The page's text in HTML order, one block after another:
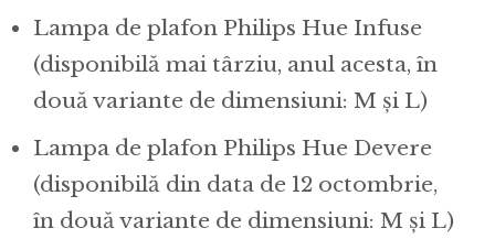
Lampa de plafon Philips Hue Infuse
(disponibilă mai târziu, anul acesta, în
două variante de dimensiuni: M și L)
Lampa de plafon Philips Hue Devere
(disponibilă din data de 12 octombrie,
în două variante de dimensiuni: M și L)